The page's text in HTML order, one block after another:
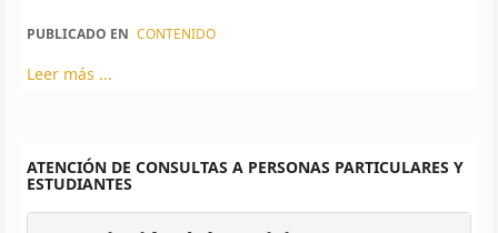
PUBLICADO EN CONTENIDO
Leer más ...
ATENCIÓN DE CONSULTAS A PERSONAS PARTICULARES Y
ESTUDIANTES